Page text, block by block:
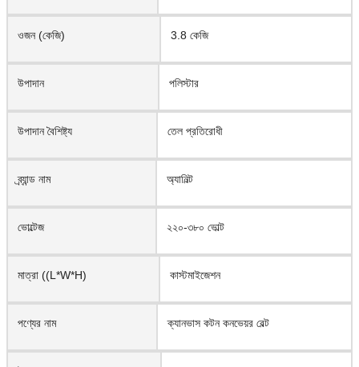
ওজন (কেজি) 3.8 কেজি
উপাদান পলিস্টার
উপাদান বৈশিষ্ট্য তেল প্রতিরোধী
ব্র্যান্ড নাম অ্যানিল্ট
ভোল্টেজ ২২০-৩৮০ ভোল্ট
মাত্রা ((L*W*H) কাস্টমাইজেশন
পণ্যের নাম ক্যানভাস কটন কনভেয়র বেল্ট